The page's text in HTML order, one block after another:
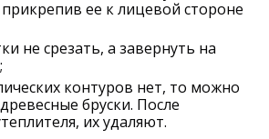
ее к лицевой стороне
не срезать, а завернуть на
контуров нет, то можно
бруски. После
их удаляют.